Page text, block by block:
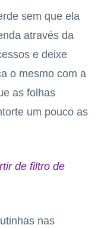
sem que ela
através da
e deixe
o mesmo com a
as folhas
um pouco as
de filtro de
nas